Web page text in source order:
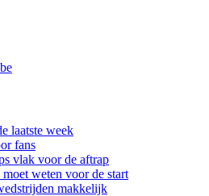
laatste week
fans
vlak voor de aftrap
weten voor de start
makkelijk